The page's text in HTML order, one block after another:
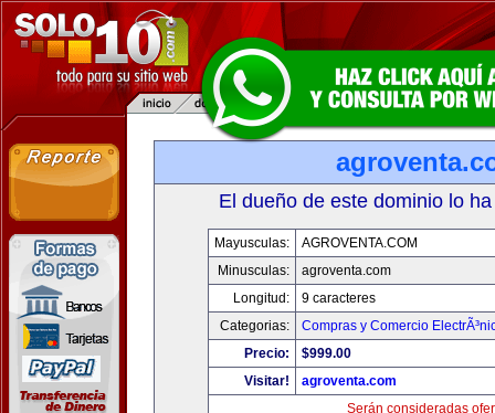
El dueño de este dominio lo
Mayusculas:
AGROVENTA.COM
Minusculas:
agroventa.com
Longitud:
9 caracteres
Categorias:
Compras y Comercio
Precio:
$999.00
Visitar!
agroventa.com
Serán consideradas